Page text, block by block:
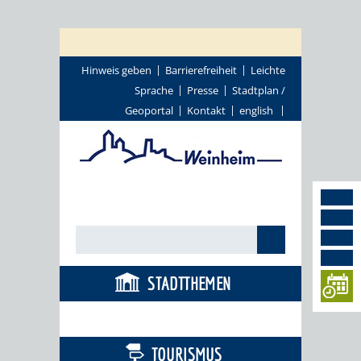
Hinweis geben Barrierefreiheit
Leichte
Sprache
Presse
Stadtplan /
Geoportal
Kontakt english
STADTTHEMEN
TOURISMUS